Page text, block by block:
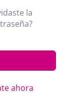
la
ahora